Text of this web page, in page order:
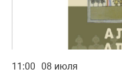
11:00 08 июля